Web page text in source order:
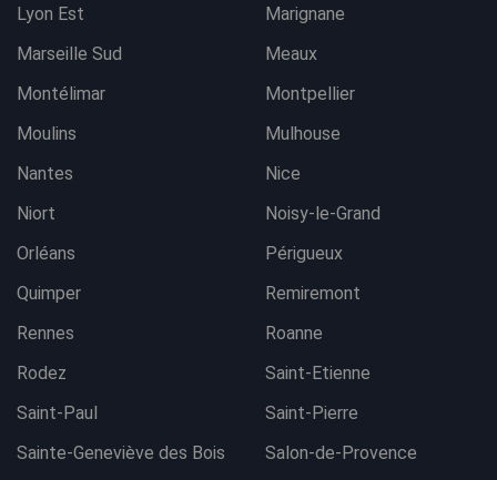
Lyon Est
Marignane
Marseille Sud
Meaux
Montélimar
Montpellier
Moulins
Mulhouse
Nantes
Nice
Niort
Noisy-le-Grand
Orléans
Périgueux
Quimper
Remiremont
Rennes
Roanne
Rodez
Saint-Etienne
Saint-Paul
Saint-Pierre
Sainte-Geneviève des Bois
Salon-de-Provence